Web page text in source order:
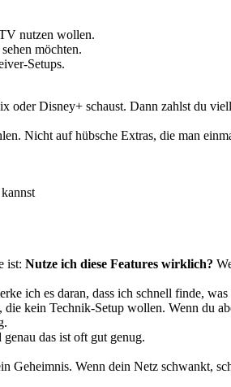
nutzen wollen.
möchten.
Setups.
Disney+ schaust. Dann zahlst du
Nicht auf hübsche Extras, die man
ist: Nutze ich diese Features wirklich?
ich es daran, dass ich schnell finde,
kein Technik-Setup wollen. Wenn du
das ist oft gut genug.
Wenn dein Netz schwankt,